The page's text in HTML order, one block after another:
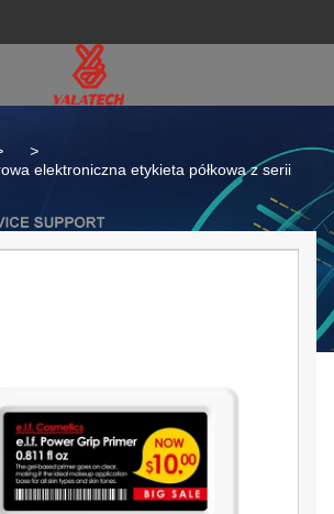
>
elektroniczna etykieta półkowa z serii